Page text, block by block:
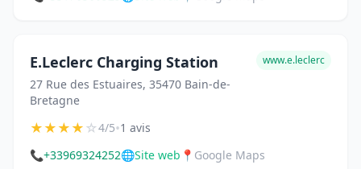
E.Leclerc Charging Station
27 Rue des Estuaires, 35470 Bain-de-
Bretagne
www.e.leclerc
★★★★☆4/5•1 avis
📞+33969324252🌐Site web 📍 Google Maps